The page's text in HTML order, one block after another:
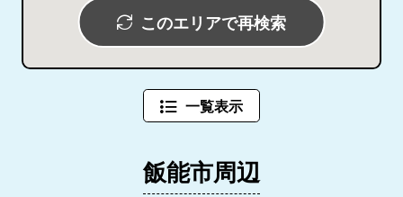
このエリアで再検索
一覧表示
飯能市周辺